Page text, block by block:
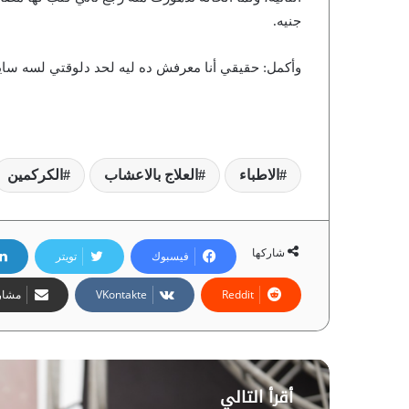
جنيه.
وأكمل: حقيقي أنا معرفش ده ليه لحد دلوقتي لسه
الاطباء العلاج بالاعشاب الكركمين
شاركها فيسبوك تويتر
أقرأ التالي